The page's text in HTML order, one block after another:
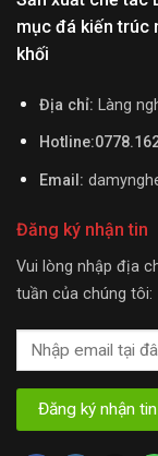
mục đá kiến trúc
khối
Địa chỉ: Làng
Email:
Đăng ký nhận tin
Vui lòng nhập địa
tuần của chúng tôi: